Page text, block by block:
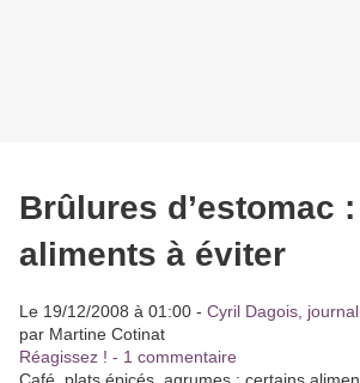
Brûlures d’estomac
aliments à éviter
Le 19/12/2008 à 01:00 - Cyril Dagois,
par Martine Cotinat
Réagissez ! - 1 commentaire
Café, plats épicés, agrumes : certains